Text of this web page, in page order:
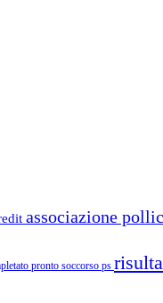
associazione
pronto soccorso ps